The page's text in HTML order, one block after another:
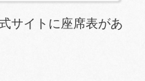
サイトに座席表があ